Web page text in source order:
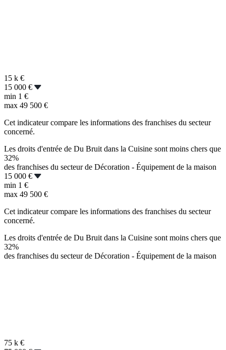
15 k €
15 000 €
min 1 €
max 49 500 €
Cet indicateur compare les informations des franchises du secteur
concerné.
Les droits d'entrée de Du Bruit dans la Cuisine sont moins chers que
32%
des franchises du secteur de Décoration - Équipement de la maison
15 000 €
min 1 €
max 49 500 €
Cet indicateur compare les informations des franchises du secteur
concerné.
Les droits d'entrée de Du Bruit dans la Cuisine sont moins chers que
32%
des franchises du secteur de Décoration - Équipement de la maison
75 k €